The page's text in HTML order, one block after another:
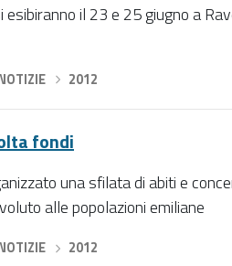
il 23 e 25 giugno a
2012
fondi
una sfilata di abiti e
alle popolazioni emiliane
2012